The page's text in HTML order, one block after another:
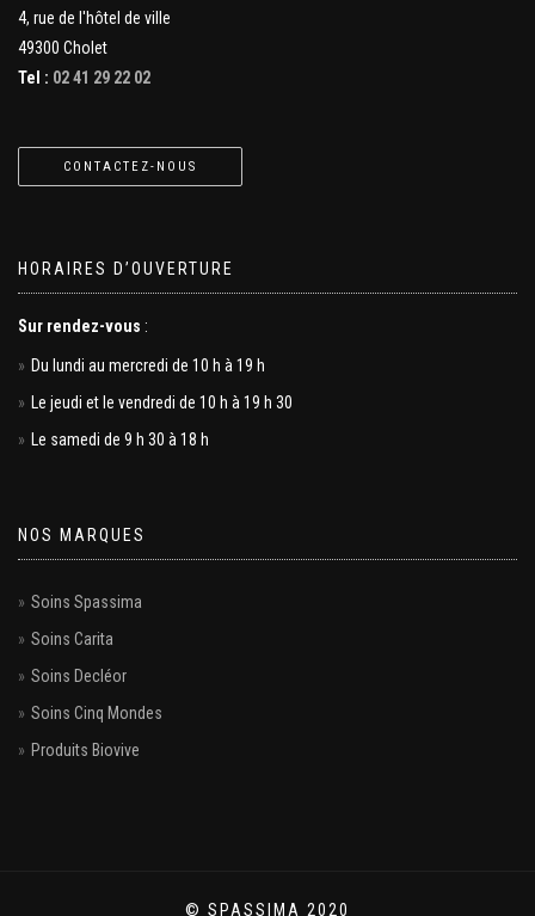
4, rue de l'hôtel de ville
49300 Cholet
Tel : 02 41 29 22 02
CONTACTEZ-NOUS
HORAIRES D’OUVERTURE
Sur rendez-vous :
Du lundi au mercredi de 10 h à 19 h
Le jeudi et le vendredi de 10 h à 19 h 30
Le samedi de 9 h 30 à 18 h
NOS MARQUES
Soins Spassima
Soins Carita
Soins Decléor
Soins Cinq Mondes
Produits Biovive
© SPASSIMA 2020